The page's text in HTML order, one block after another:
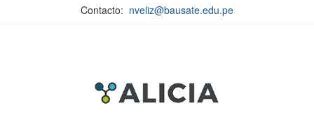
Contacto: nveliz@bausate.edu.pe